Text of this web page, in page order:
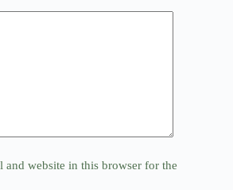
and website in this browser for the